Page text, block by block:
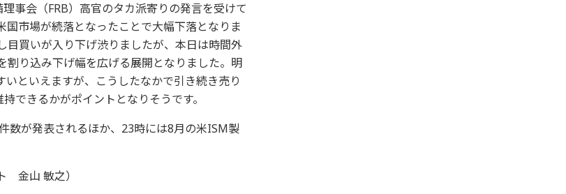
事会（FRB）高官のタカ派寄りの発言を受けて
市場が続落となったことで大幅下落となりま
目買いが入り下げ渋りましたが、本日は時間外
り込み下げ幅を広げる展開となりました。明
といえますが、こうしたなかで引き続き売り
できるかがポイントとなりそうです。
数が発表されるほか、23時には8月の米ISM製
金山 敏之）